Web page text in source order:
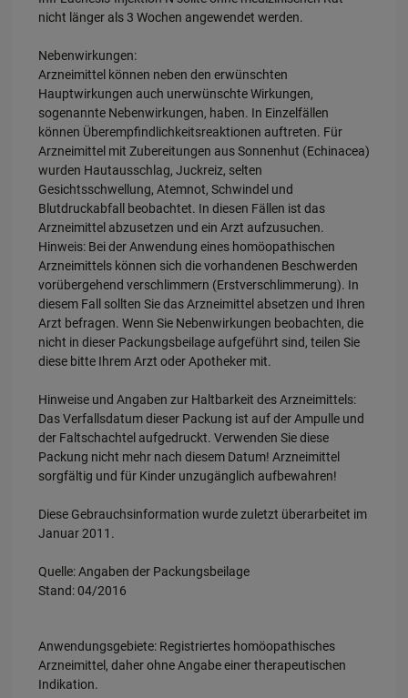
nicht länger als 3 Wochen angewendet werden.
Nebenwirkungen:
Arzneimittel können neben den erwünschten
Hauptwirkungen auch unerwünschte Wirkungen,
sogenannte Nebenwirkungen, haben. In Einzelfällen
können Überempfindlichkeitsreaktionen auftreten. Für
Arzneimittel mit Zubereitungen aus Sonnenhut (Echinacea)
wurden Hautausschlag, Juckreiz, selten
Gesichtsschwellung, Atemnot, Schwindel und
Blutdruckabfall beobachtet. In diesen Fällen ist das
Arzneimittel abzusetzen und ein Arzt aufzusuchen.
Hinweis: Bei der Anwendung eines homöopathischen
Arzneimittels können sich die vorhandenen Beschwerden
vorübergehend verschlimmern (Erstverschlimmerung). In
diesem Fall sollten Sie das Arzneimittel absetzen und Ihren
Arzt befragen. Wenn Sie Nebenwirkungen beobachten, die
nicht in dieser Packungsbeilage aufgeführt sind, teilen Sie
diese bitte Ihrem Arzt oder Apotheker mit.
Hinweise und Angaben zur Haltbarkeit des Arzneimittels:
Das Verfallsdatum dieser Packung ist auf der Ampulle und
der Faltschachtel aufgedruckt. Verwenden Sie diese
Packung nicht mehr nach diesem Datum! Arzneimittel
sorgfältig und für Kinder unzugänglich aufbewahren!
Diese Gebrauchsinformation wurde zuletzt überarbeitet im
Januar 2011.
Quelle: Angaben der Packungsbeilage
Stand: 04/2016
Anwendungsgebiete: Registriertes homöopathisches
Arzneimittel, daher ohne Angabe einer therapeutischen
Indikation.